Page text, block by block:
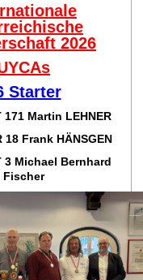
2026
Starter
171 Martin LEHNER
18 Frank HÄNSGEN
3 Michael Bernhard
Fischer